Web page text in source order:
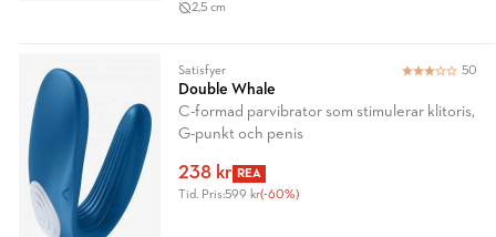
2,5 cm
50
Satisfyer
Double Whale
C-formad parvibrator som stimulerar klitoris,
G-punkt och penis
238 kr REA
Tid. Pris:599 kr(-60%)